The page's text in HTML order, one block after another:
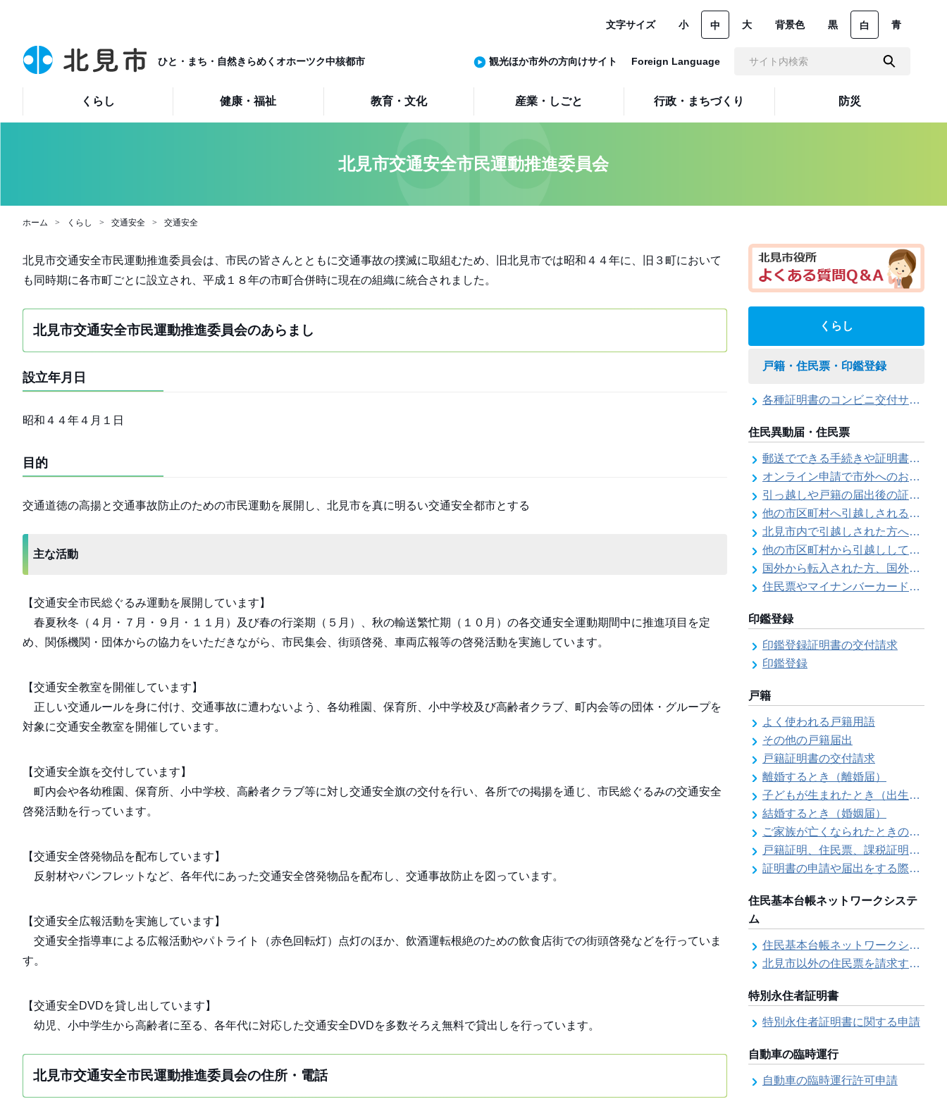
ひと・まち・自然きらめくオホーツク中核都市
くらし 健康・福祉 教育・文化 産業・しごと 行政・まちづくり 防災
文字サイズ 小 中 大 背景色 黒 白 青
観光ほか市外の方向けサイト Foreign Language
北見市交通安全市民運動推進委員会
ホーム くらし 交通安全 交通安全
北見市交通安全市民運動推進委員会は、市民の皆さんとともに交通事故の撲滅に取組むため、旧北見市では昭和４４年に、旧３町において
も同時期に各市町ごとに設立され、平成１８年の市町合併時に現在の組織に統合されました。
北見市交通安全市民運動推進委員会のあらまし
設立年月日
昭和４４年４月１日
目的
交通道徳の高揚と交通事故防止のための市民運動を展開し、北見市を真に明るい交通安全都市とする
主な活動
【交通安全市民総ぐるみ運動を展開しています】
春夏秋冬（４月・７月・９月・１１月）及び春の行楽期（５月）、秋の輸送繁忙期（１０月）の各交通安全運動期間中に推進項目を定
め、関係機関・団体からの協力をいただきながら、市民集会、街頭啓発、車両広報等の啓発活動を実施しています。
【交通安全教室を開催しています】
正しい交通ルールを身に付け、交通事故に遭わないよう、各幼稚園、保育所、小中学校及び高齢者クラブ、町内会等の団体・グループを
対象に交通安全教室を開催しています。
【交通安全旗を交付しています】
町内会や各幼稚園、保育所、小中学校、高齢者クラブ等に対し交通安全旗の交付を行い、各所での掲揚を通じ、市民総ぐるみの交通安全
啓発活動を行っています。
【交通安全啓発物品を配布しています】
反射材やパンフレットなど、各年代にあった交通安全啓発物品を配布し、交通事故防止を図っています。
【交通安全広報活動を実施しています】
交通安全指導車による広報活動やパトライト（赤色回転灯）点灯のほか、飲酒運転根絶のための飲食店街での街頭啓発などを行っていま
す。
【交通安全DVDを貸し出しています】
幼児、小中学生から高齢者に至る、各年代に対応した交通安全DVDを多数そろえ無料で貸出しを行っています。
北見市交通安全市民運動推進委員会の住所・電話
くらし
戸籍・住民票・印鑑登録
各種証明書のコンビニ交付サービス
住民異動届・住民票
郵送でできる手続きや証明書等の交付請求（住民票・戸籍・国民年金関係）
オンライン申請で市外へのお引越し手続き（転出届）ができます
引っ越しや戸籍の届出後の証明書発行可能日
他の市区町村へ引越しされる方へ（転出届）
北見市内で引越しされた方へ（転居届）
他の市区町村から引越しして来た方へ（転入届）
国外から転入された方、国外へ転出される方へ
住民票やマイナンバーカード、印鑑証明書に旧氏（旧姓）が併記できるようになりました！
印鑑登録
印鑑登録証明書の交付請求
印鑑登録
戸籍
よく使われる戸籍用語
その他の戸籍届出
戸籍証明書の交付請求
離婚するとき（離婚届）
子どもが生まれたとき（出生届）
結婚するとき（婚姻届）
ご家族が亡くなられたときの各種手続きのご案内（死亡届）
戸籍証明、住民票、課税証明書等の証明書を郵送で請求する際の本人確認
証明書の申請や届出をする際の本人確認
住民基本台帳ネットワークシステ
ム
住民基本台帳ネットワークシステム
北見市以外の住民票を請求する（住民票の広域交付）
特別永住者証明書
特別永住者証明書に関する申請
自動車の臨時運行
自動車の臨時運行許可申請